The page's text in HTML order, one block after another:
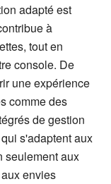
adapté est
à
tout en
console. De
une expérience
comme des
de gestion
s'adaptent aux
seulement aux
envies